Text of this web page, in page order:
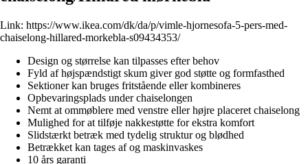
Link: https://www.ikea.com/dk/da/p/vimle-hjornesofa-5-pers-med-
chaiselong-hillared-morkebla-s09434353/
Design og størrelse kan tilpasses efter behov
Fyld af højspændstigt skum giver god støtte og formfasthed
Sektioner kan bruges fritstående eller kombineres
Opbevaringsplads under chaiselongen
Nemt at ommøblere med venstre eller højre placeret chaiselong
Mulighed for at tilføje nakkestøtte for ekstra komfort
Slidstærkt betræk med tydelig struktur og blødhed
Betrækket kan tages af og maskinvaskes
10 års garanti